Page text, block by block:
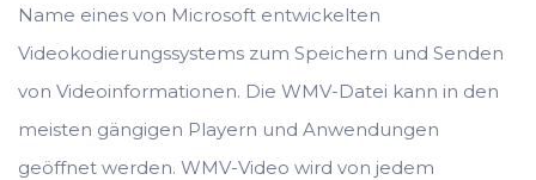
Name eines von Microsoft entwickelten
Videokodierungssystems zum Speichern und Senden
von Videoinformationen. Die WMV-Datei kann in den
meisten gängigen Playern und Anwendungen
geöffnet werden. WMV-Video wird von jedem